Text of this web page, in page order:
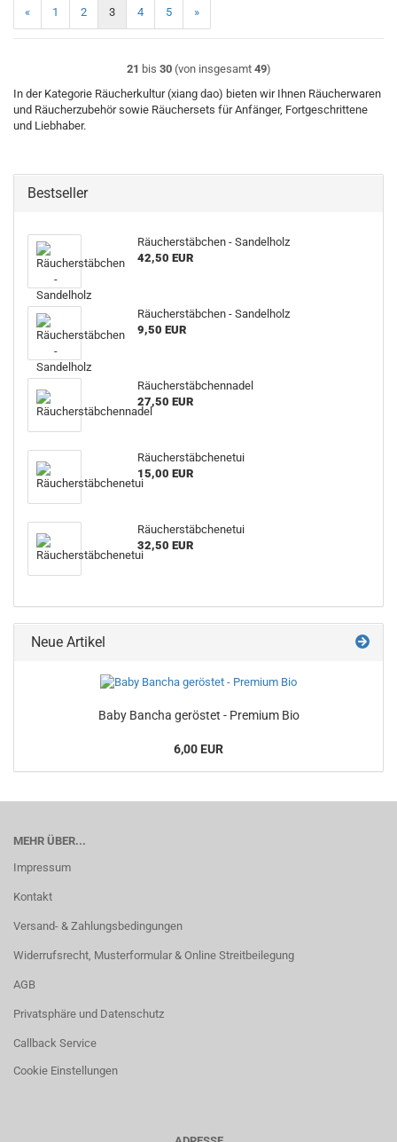
« 1 2 3 4 5 »
21 bis 30(von insgesamt 49)
In der Kategorie Räucherkultur (xiang dao) bieten wir Ihnen Räucherwaren
und Räucherzubehör sowie Räuchersets für Anfänger, Fortgeschrittene
und Liebhaber.
Bestseller
Räucherstäbchen - Sandelholz
42,50 EUR
Räucherstäbchen - Sandelholz
9,50 EUR
Räucherstäbchennadel
27,50 EUR
Räucherstäbchenetui
15,00 EUR
Räucherstäbchenetui
32,50 EUR
Neue Artikel
Baby Bancha geröstet - Premium Bio
6,00 EUR
MEHR ÜBER...
Impressum
Kontakt
Versand- & Zahlungsbedingungen
Widerrufsrecht, Musterformular & Online Streitbeilegung
AGB
Privatsphäre und Datenschutz
Callback Service
Cookie Einstellungen